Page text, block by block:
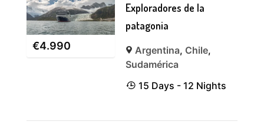
€4.990
Exploradores de la
patagonia
Argentina, Chile,
Sudamérica
15 Days - 12 Nights